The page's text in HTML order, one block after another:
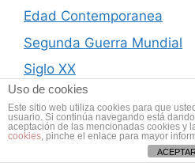
Edad Contemporanea
Segunda Guerra Mundial
Siglo XX
Actualidad
Uso de cookies
Este sitio web utiliza cookies para que
usuario. Si continúa navegando está
aceptación de las mencionadas cookies y
cookies, pinche el enlace para mayor
ACEPTAR